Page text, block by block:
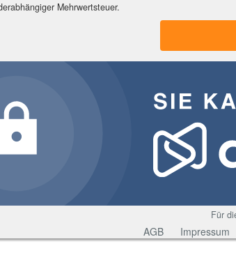
Mehrwertsteuer.
Für
AGB Impressum